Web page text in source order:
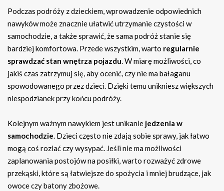
Podczas podróży z dzieckiem, wprowadzenie odpowiednich
nawyków może znacznie ułatwić utrzymanie czystości w
samochodzie, a także sprawić, że sama podróż stanie się
bardziej komfortowa. Przede wszystkim, warto regularnie
sprawdzać stan wnętrza pojazdu. W miarę możliwości, co
jakiś czas zatrzymuj się, aby ocenić, czy nie ma bałaganu
spowodowanego przez dzieci. Dzięki temu unikniesz większych
niespodzianek przy końcu podróży.
Kolejnym ważnym nawykiem jest unikanie jedzenia w
samochodzie. Dzieci często nie zdają sobie sprawy, jak łatwo
mogą coś rozlać czy wysypać. Jeśli nie ma możliwości
zaplanowania postojów na posiłki, warto rozważyć zdrowe
przekąski, które są łatwiejsze do spożycia i mniej brudzące, jak
owoce czy batony zbożowe.